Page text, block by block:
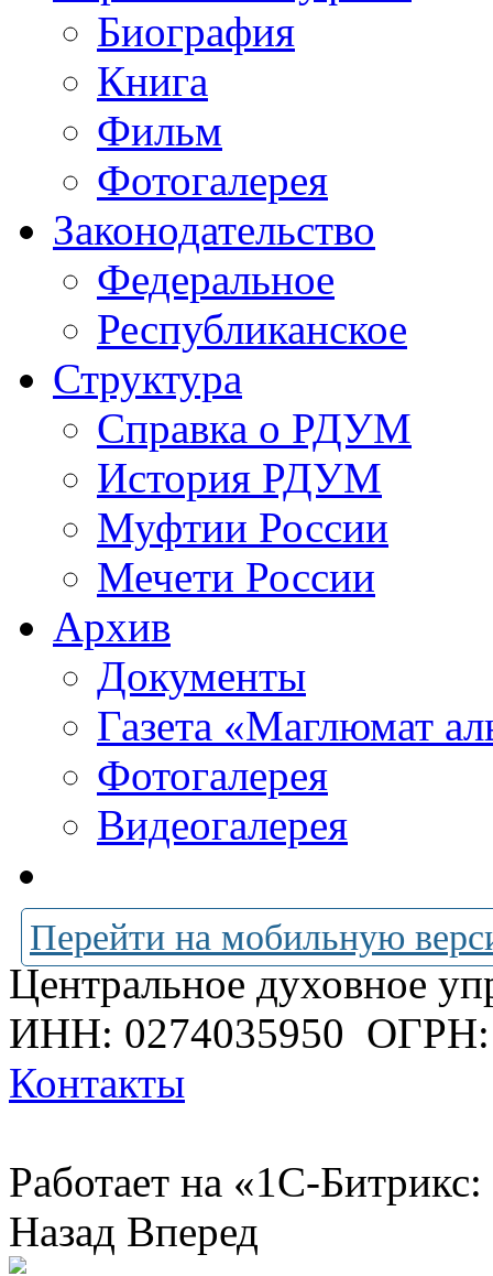
Биография
Книга
Фильм
Фотогалерея
Законодательство
Федеральное
Республиканское
Структура
Справка о РДУМ
История РДУМ
Муфтии России
Мечети России
Архив
Документы
Газета «Маглюмат
Фотогалерея
Видеогалерея
Перейти на мобильную
Центральное духовное
ИНН: 0274035950 ОГРН:
Контакты
Работает на «1С-
Назад Вперед